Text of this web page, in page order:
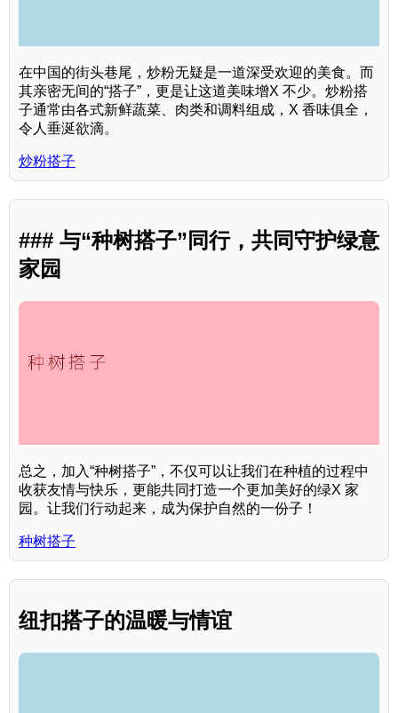
在中国的街头巷尾，炒粉无疑是一道深受欢迎的美食。而
其亲密无间的“搭子”，更是让这道美味增X 不少。炒粉搭
子通常由各式新鲜蔬菜、肉类和调料组成，X 香味俱全，
令人垂涎欲滴。
炒粉搭子
### 与“种树搭子”同行，共同守护绿意
家园
总之，加入“种树搭子”，不仅可以让我们在种植的过程中
收获友情与快乐，更能共同打造一个更加美好的绿X 家
园。让我们行动起来，成为保护自然的一份子！
种树搭子
纽扣搭子的温暖与情谊